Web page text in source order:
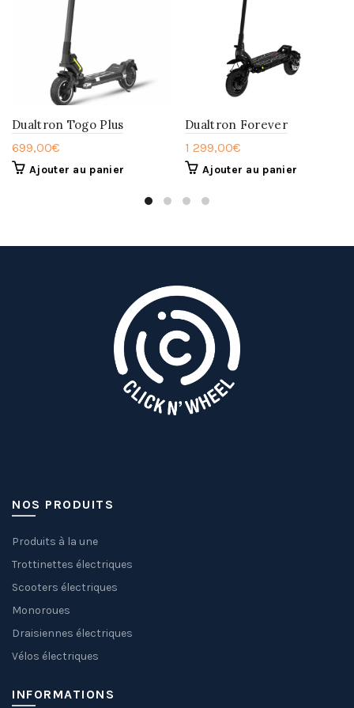
Dualtron Togo Plus
699,00€
Ajouter au panier
Dualtron Forever
1 299,00€
Ajouter au panier
NOS PRODUITS
Produits à la une
Trottinettes électriques
Scooters électriques
Monoroues
Draisiennes électriques
Vélos électriques
INFORMATIONS